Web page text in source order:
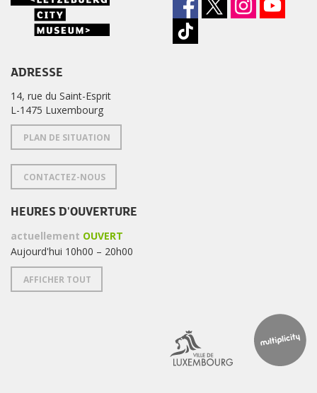
ADRESSE
14, rue du Saint-Esprit
L-1475 Luxembourg
PLAN DE SITUATION
CONTACTEZ-NOUS
HEURES D'OUVERTURE
actuellement OUVERT
Aujourd'hui 10h00 – 20h00
AFFICHER TOUT